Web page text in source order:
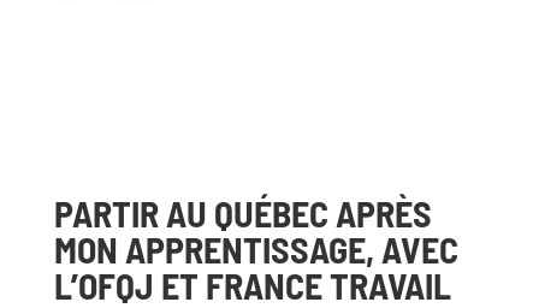
PARTIR AU QUÉBEC APRÈS
MON APPRENTISSAGE, AVEC
L’OFQJ ET FRANCE TRAVAIL